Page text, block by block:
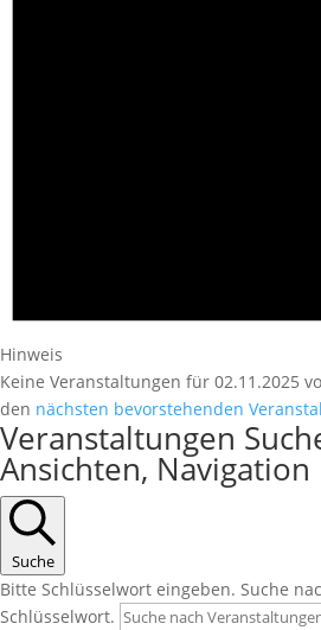
Hinweis
Keine Veranstaltungen für 02.11.2025
den nächsten bevorstehenden
Veranstaltungen
Ansichten, Navigation
Suche
Bitte Schlüsselwort eingeben. Suche
Schlüsselwort.